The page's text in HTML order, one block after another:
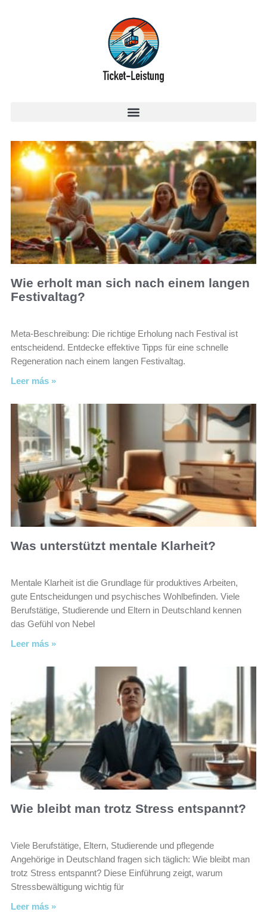
Wie erholt man sich nach einem langen
Festivaltag?
Meta-Beschreibung: Die richtige Erholung nach Festival ist
entscheidend. Entdecke effektive Tipps für eine schnelle
Regeneration nach einem langen Festivaltag.
Leer más »
Was unterstützt mentale Klarheit?
Mentale Klarheit ist die Grundlage für produktives Arbeiten,
gute Entscheidungen und psychisches Wohlbefinden. Viele
Berufstätige, Studierende und Eltern in Deutschland kennen
das Gefühl von Nebel
Leer más »
Wie bleibt man trotz Stress entspannt?
Viele Berufstätige, Eltern, Studierende und pflegende
Angehörige in Deutschland fragen sich täglich: Wie bleibt man
trotz Stress entspannt? Diese Einführung zeigt, warum
Stressbewältigung wichtig für
Leer más »